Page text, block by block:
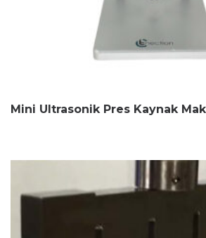
Mini Ultrasonik Pres Kaynak